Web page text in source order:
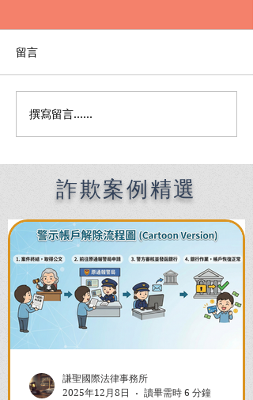
Premier English
Speaking Criminal
Filipinos in Taiwan:
Chien Sheng
International Law Firm
留言
撰寫留言......
詐欺案例精選
謙聖國際法律事務所
2025年12月8日
讀畢需時 6 分鐘